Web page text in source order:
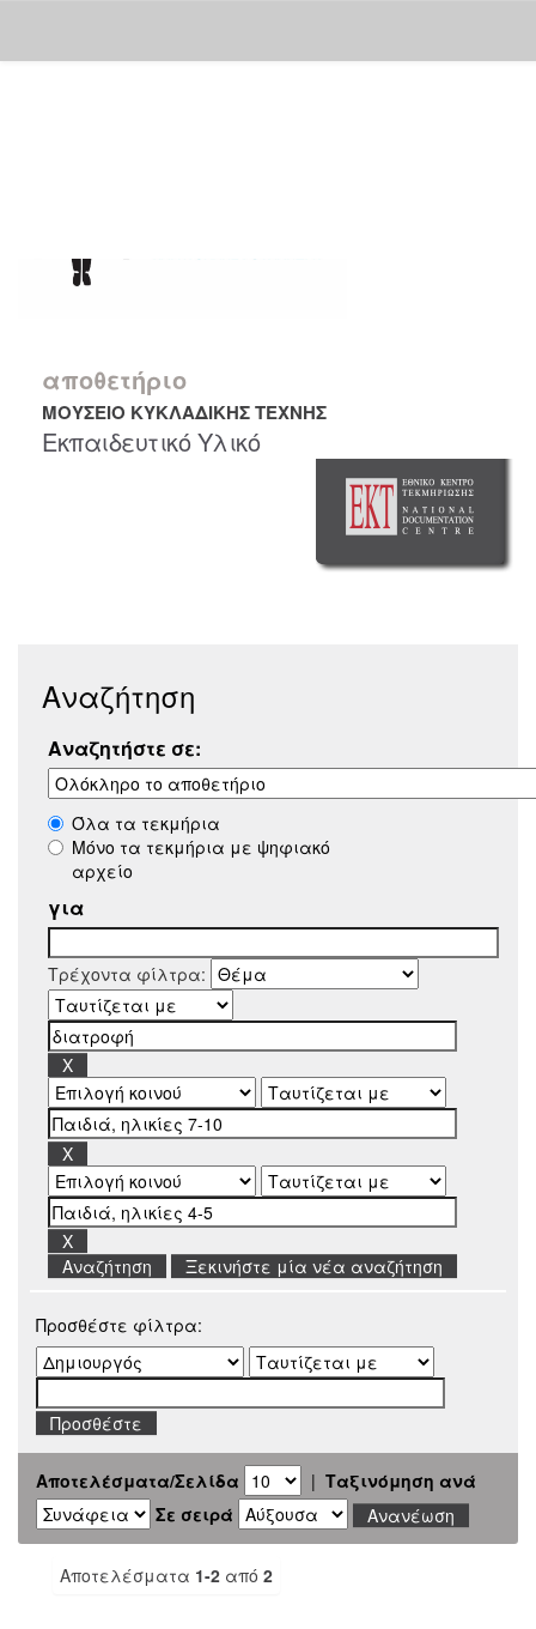
αποθετήριο
ΜΟΥΣΕΙΟ ΚΥΚΛΑΔΙΚΗΣ ΤΕΧΝΗΣ
Εκπαιδευτικό Υλικό
Αναζήτηση
Αναζητήστε σε:
Όλα τα τεκμήρια
Μόνο τα τεκμήρια με ψηφιακό
αρχείο
για
Τρέχοντα φίλτρα:
Ξεκινήστε μία νέα αναζήτηση
Προσθέστε φίλτρα:
Αποτελέσματα/Σελίδα | Ταξινόμηση ανά
Σε σειρά
Αποτελέσματα 1-2 από 2